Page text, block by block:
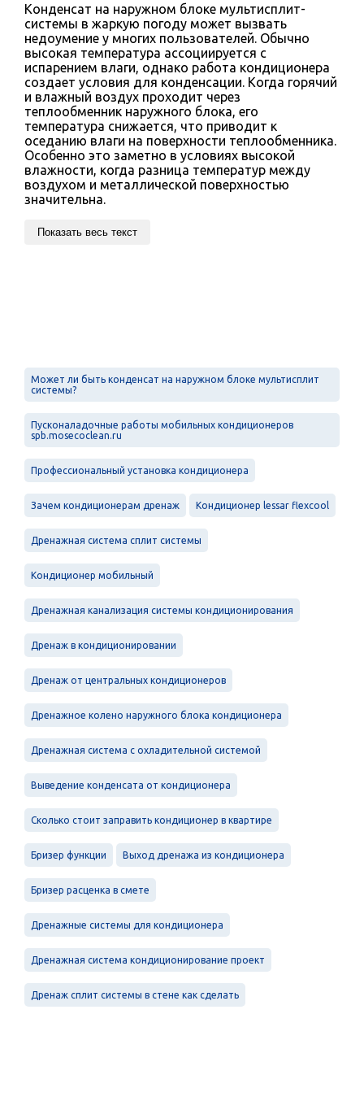
Конденсат на наружном блоке мультисплит-
системы в жаркую погоду может вызвать
недоумение у многих пользователей. Обычно
высокая температура ассоциируется с
испарением влаги, однако работа кондиционера
создает условия для конденсации. Когда горячий
и влажный воздух проходит через
теплообменник наружного блока, его
температура снижается, что приводит к
оседанию влаги на поверхности теплообменника.
Особенно это заметно в условиях высокой
влажности, когда разница температур между
воздухом и металлической поверхностью
значительна.
Показать весь текст
Может ли быть конденсат на наружном блоке мультисплит
системы?
Пусконаладочные работы мобильных кондиционеров
spb.mosecoclean.ru
Профессиональный установка кондиционера
Зачем кондиционерам дренаж Кондиционер lessar flexcool
Дренажная система сплит системы
Кондиционер мобильный
Дренажная канализация системы кондиционирования
Дренаж в кондиционировании
Дренаж от центральных кондиционеров
Дренажное колено наружного блока кондиционера
Дренажная система с охладительной системой
Выведение конденсата от кондиционера
Сколько стоит заправить кондиционер в квартире
Бризер функции Выход дренажа из кондиционера
Бризер расценка в смете
Дренажные системы для кондиционера
Дренажная система кондиционирование проект
Дренаж сплит системы в стене как сделать